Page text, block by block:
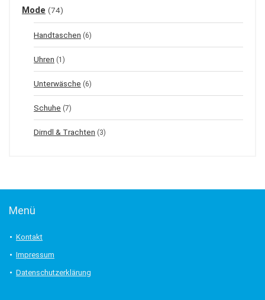
Mode (74)
Handtaschen (6)
Uhren (1)
Unterwäsche (6)
Schuhe (7)
Dirndl & Trachten (3)
Menü
Kontakt
Impressum
Datenschutzerklärung